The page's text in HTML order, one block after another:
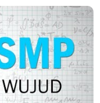
BANGUN